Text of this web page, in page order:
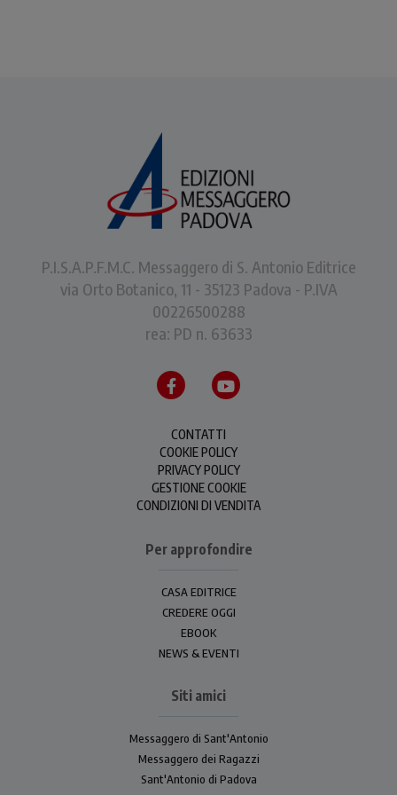
P.I.S.A.P.F.M.C. Messaggero di S. Antonio Editrice
via Orto Botanico, 11 - 35123 Padova - P.IVA
00226500288
rea: PD n. 63633
CONTATTI
COOKIE POLICY
PRIVACY POLICY
GESTIONE COOKIE
CONDIZIONI DI VENDITA
Per approfondire
CASA EDITRICE
CREDERE OGGI
EBOOK
NEWS & EVENTI
Siti amici
Messaggero di Sant'Antonio
Messaggero dei Ragazzi
Sant'Antonio di Padova